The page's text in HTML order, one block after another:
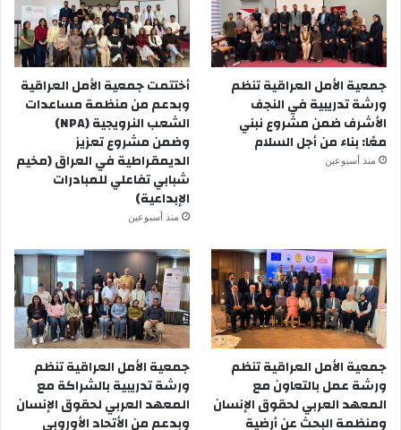
جمعية الأمل العراقية تنظم
ورشة تدريبية في النجف
الأشرف ضمن مشروع نبني
معًا: بناء من أجل السلام
منذ أسبوعين
أختتمت جمعية الأمل العراقية
وبدعم من منظمة مساعدات
الشعب النرويجية (NPA)
وضمن مشروع تعزيز
الديمقراطية في العراق (مخيم
شبابي تفاعلي للمبادرات
الإبداعية)
منذ أسبوعين
جمعية الأمل العراقية تنظم
ورشة عمل بالتعاون مع
المعهد العربي لحقوق الإنسان
ومنظمة البحث عن أرضية
جمعية الأمل العراقية تنظم
ورشة تدريبية بالشراكة مع
المعهد العربي لحقوق الإنسان
وبدعم من الأتحاد الأوروبي